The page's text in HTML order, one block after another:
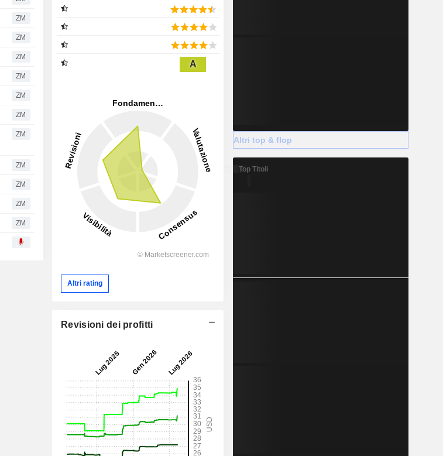
ZM
ZM
ZM
ZM
ZM
ZM
ZM
ZM
ZM
ZM
ZM
A
Altri rating
Revisioni dei profitti
Altri top & flop
Top Titoli